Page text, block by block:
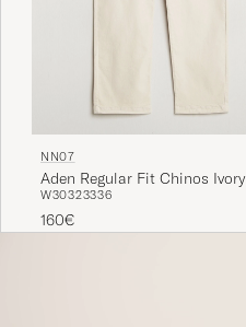
NN07
Aden Regular Fit Chinos Ivory
W30323336
160€